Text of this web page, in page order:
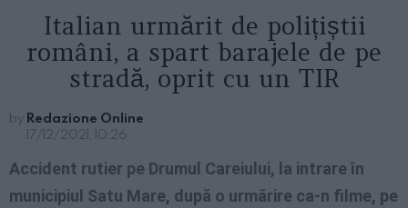
Italian urmărit de polițiștii
români, a spart barajele de pe
stradă, oprit cu un TIR
by Redazione Online
17/12/2021, 10:26
Accident rutier pe Drumul Careiului, la intrare în
municipiul Satu Mare, după o urmărire ca-n filme, pe